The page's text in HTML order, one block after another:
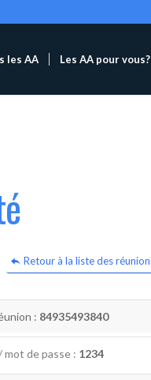
les AA Les AA pour vous?
Retour à la liste des
: 84935493840
mot de passe : 1234